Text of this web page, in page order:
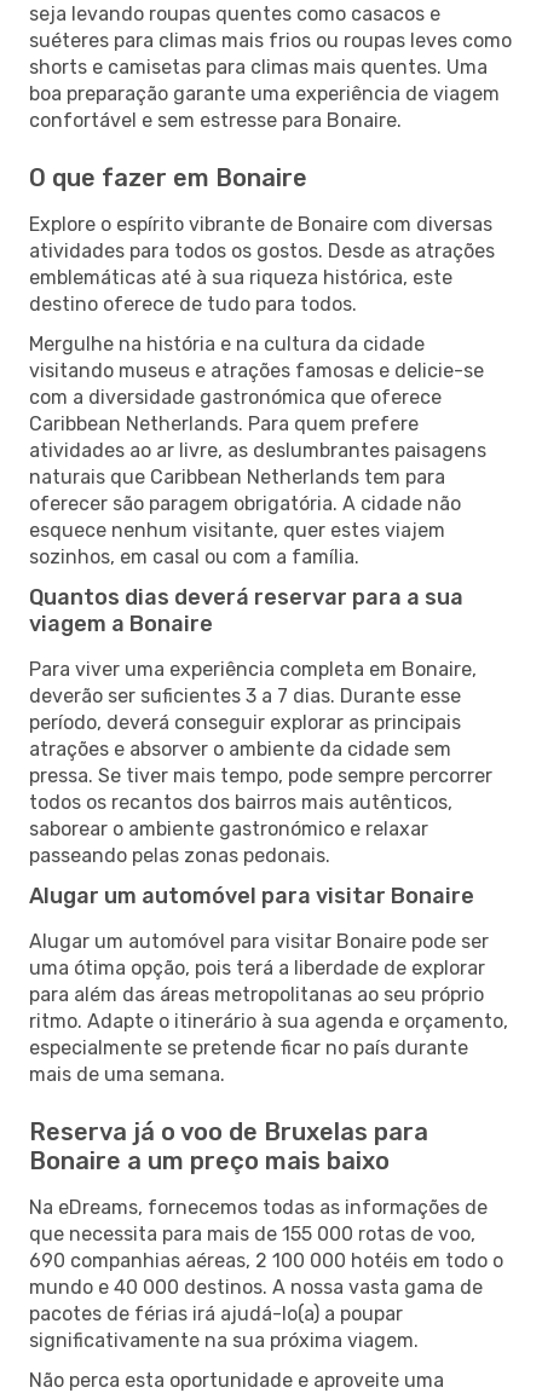
seja levando roupas quentes como casacos e
suéteres para climas mais frios ou roupas leves como
shorts e camisetas para climas mais quentes. Uma
boa preparação garante uma experiência de viagem
confortável e sem estresse para Bonaire.
O que fazer em Bonaire
Explore o espírito vibrante de Bonaire com diversas
atividades para todos os gostos. Desde as atrações
emblemáticas até à sua riqueza histórica, este
destino oferece de tudo para todos.
Mergulhe na história e na cultura da cidade
visitando museus e atrações famosas e delicie-se
com a diversidade gastronómica que oferece
Caribbean Netherlands. Para quem prefere
atividades ao ar livre, as deslumbrantes paisagens
naturais que Caribbean Netherlands tem para
oferecer são paragem obrigatória. A cidade não
esquece nenhum visitante, quer estes viajem
sozinhos, em casal ou com a família.
Quantos dias deverá reservar para a sua
viagem a Bonaire
Para viver uma experiência completa em Bonaire,
deverão ser suficientes 3 a 7 dias. Durante esse
período, deverá conseguir explorar as principais
atrações e absorver o ambiente da cidade sem
pressa. Se tiver mais tempo, pode sempre percorrer
todos os recantos dos bairros mais autênticos,
saborear o ambiente gastronómico e relaxar
passeando pelas zonas pedonais.
Alugar um automóvel para visitar Bonaire
Alugar um automóvel para visitar Bonaire pode ser
uma ótima opção, pois terá a liberdade de explorar
para além das áreas metropolitanas ao seu próprio
ritmo. Adapte o itinerário à sua agenda e orçamento,
especialmente se pretende ficar no país durante
mais de uma semana.
Reserva já o voo de Bruxelas para
Bonaire a um preço mais baixo
Na eDreams, fornecemos todas as informações de
que necessita para mais de 155 000 rotas de voo,
690 companhias aéreas, 2 100 000 hotéis em todo o
mundo e 40 000 destinos. A nossa vasta gama de
pacotes de férias irá ajudá-lo(a) a poupar
significativamente na sua próxima viagem.
Não perca esta oportunidade e aproveite uma